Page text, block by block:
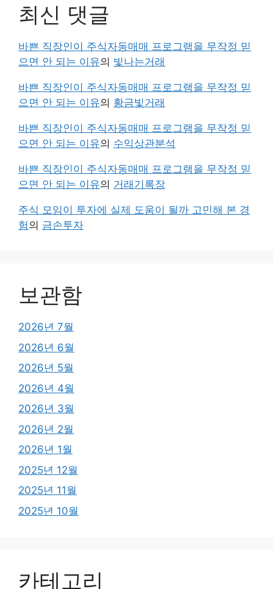
최신 댓글
바쁜 직장인이 주식자동매매 프로그램을 무작정 믿
으면 안 되는 이유의 빛나는거래
바쁜 직장인이 주식자동매매 프로그램을 무작정 믿
으면 안 되는 이유의 황금빛거래
바쁜 직장인이 주식자동매매 프로그램을 무작정 믿
으면 안 되는 이유의 수익상관분석
바쁜 직장인이 주식자동매매 프로그램을 무작정 믿
으면 안 되는 이유의 거래기록장
주식 모임이 투자에 실제 도움이 될까 고민해 본 경
험의 금손투자
보관함
2026년 7월
2026년 6월
2026년 5월
2026년 4월
2026년 3월
2026년 2월
2026년 1월
2025년 12월
2025년 11월
2025년 10월
카테고리